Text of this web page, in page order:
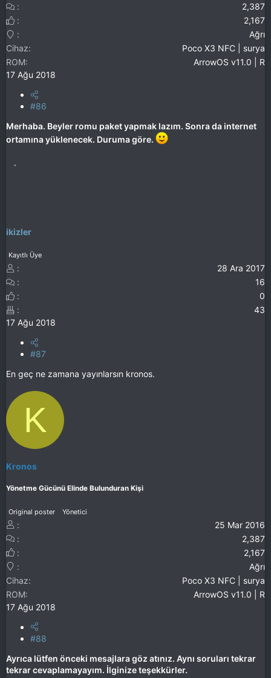
2,387
2,167
Ağrı
Cihaz
Poco X3 NFC | surya
ROM
ArrowOS v11.0 | R
17 Ağu 2018
#86
Merhaba. Beyler romu paket yapmak lazım. Sonra da internet
ortamına yüklenecek. Duruma göre.
ikizler
Kayıtlı Üye
28 Ara 2017
16
0
43
17 Ağu 2018
#87
En geç ne zamana yayınlarsın kronos.
K
Kronos
Yönetme Gücünü Elinde Bulunduran Kişi
Original poster Yönetici
25 Mar 2016
2,387
2,167
Ağrı
Cihaz
Poco X3 NFC | surya
ROM
ArrowOS v11.0 | R
17 Ağu 2018
#88
Ayrıca lütfen önceki mesajlara göz atınız. Aynı soruları tekrar
tekrar cevaplamayayım. İlginize teşekkürler.